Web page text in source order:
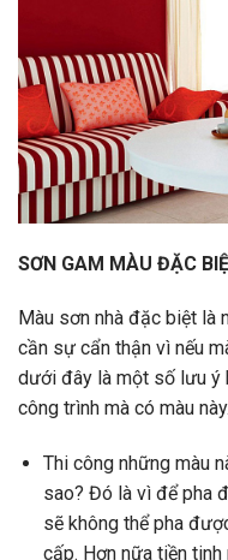
SƠN GAM MÀU ĐẶC
Màu sơn nhà đặc biệt là
cần sự cẩn thận vì nếu
dưới đây là một số lưu ý
công trình mà có màu này.
Thi công những màu
sao? Đó là vì để pha
sẽ không thể pha
cấp. Hơn nữa tiền